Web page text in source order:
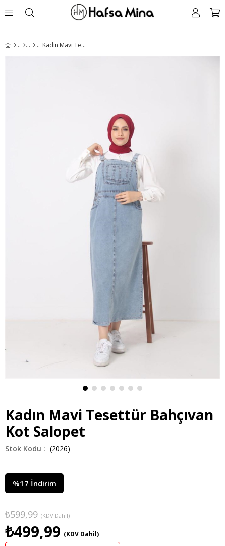
Kadın Mavi Tesettür Bahçıvan Kot Salopet
Kadın Mavi Tesettür Bahçıvan
Kot Salopet
(2026)
%17 İndirim
₺599,99 (KDV Dahil)
₺499,99 (KDV Dahil)